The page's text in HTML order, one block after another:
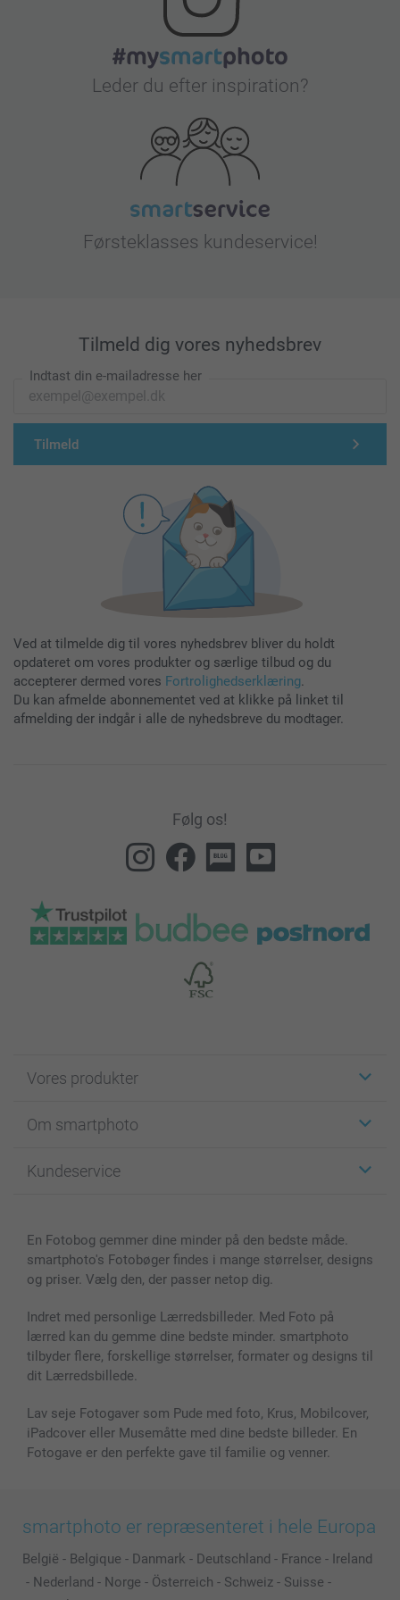
Leder du efter inspiration?
Førsteklasses kundeservice!
Tilmeld dig vores nyhedsbrev
Indtast din e-mailadresse her
Tilmeld
Ved at tilmelde dig til vores nyhedsbrev bliver du holdt
opdateret om vores produkter og særlige tilbud og du
accepterer dermed vores Fortrolighedserklæring.
Du kan afmelde abonnementet ved at klikke på linket til
afmelding der indgår i alle de nyhedsbreve du modtager.
Følg os!
Vores produkter
Fotokort
Fotobøger
Cover til mobil & tablet
MyNameBook
Fotorammer & Tilbehør
Alle fotoprodukter
Om smartphoto
For affiliate
Sitemap
Betingelser og garantier
Kundeservice
smartbonus
Priser & betaling
En Fotobog gemmer dine minder på den bedste måde.
smartphoto's Fotobøger findes i mange størrelser, designs
og priser. Vælg den, der passer netop dig.
Indret med personlige Lærredsbilleder. Med Foto på
lærred kan du gemme dine bedste minder. smartphoto
tilbyder flere, forskellige størrelser, formater og designs til
dit Lærredsbillede.
Lav seje Fotogaver som Pude med foto, Krus, Mobilcover,
iPadcover eller Musemåtte med dine bedste billeder. En
Fotogave er den perfekte gave til familie og venner.
smartphoto er repræsenteret i hele Europa
België - Belgique - Danmark - Deutschland - France - Ireland
- Nederland - Norge - Österreich - Schweiz - Suisse -